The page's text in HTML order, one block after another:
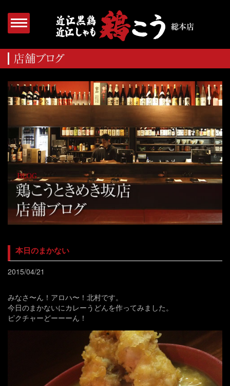
本日のまかない
2015/04/21
みなさ〜ん！アロハ〜！北村です。
今日のまかないにカレーうどんを作ってみました。
ピクチャーどーーーん！